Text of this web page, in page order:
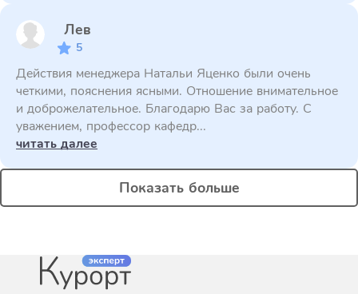
Лев
5
Действия менеджера Натальи Яценко были очень
четкими, пояснения ясными. Отношение внимательное
и доброжелательное. Благодарю Вас за работу. С
уважением, профессор кафедр...
читать далее
Показать больше